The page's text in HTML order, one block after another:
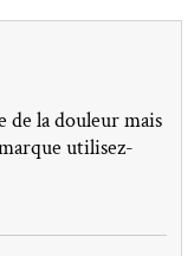
de la douleur mais
utilisez-